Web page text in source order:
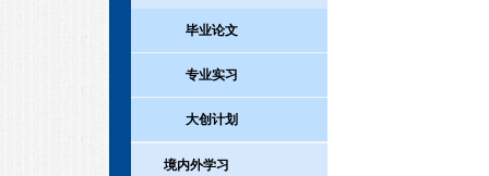
毕业论文
专业实习
大创计划
境内外学习